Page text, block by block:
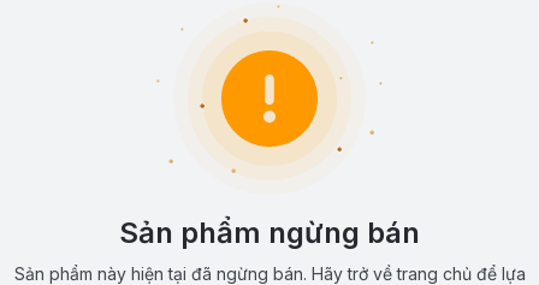
Sản phẩm ngừng bán
Sản phẩm này hiện tại đã ngừng bán. Hãy trở về trang chủ để lựa